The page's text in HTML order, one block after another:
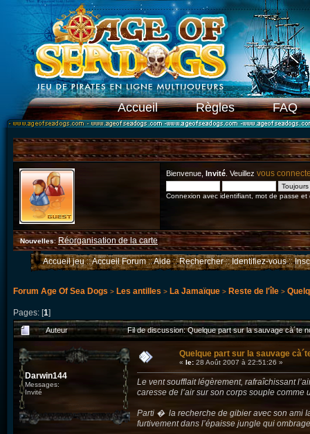
Accueil Règles FAQ
Bienvenue, Invité . Veuillez vous
Connexion avec identifiant, mot de passe et
Nouvelles: Réorganisation de la carte
Accueil jeu::Accueil Forum::Aide::Rechercher::Identifiez-vous::
Forum Age Of Sea Dogs > Les antilles > La Jamaïque > Reste de l'île >
Pages: [1]
Auteur Fil de discussion: Quelque part sur la sauvage cà´te
Darwin144
Messages:
Invité
Quelque part sur la sauvage
« le: 28 Août 2007 à 22:51:26 »
Le vent soufflait légèrement, rafraîchissant
caresse de l’air sur son corps souple comme
Parti � la recherche de gibier avec son ami
furtivement dans l’épaisse jungle qui